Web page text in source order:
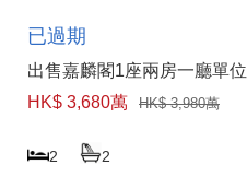
已過期
出售嘉麟閣1座兩房一廳單位
HK$ 3,680萬
HK$ 3,980萬
2 2